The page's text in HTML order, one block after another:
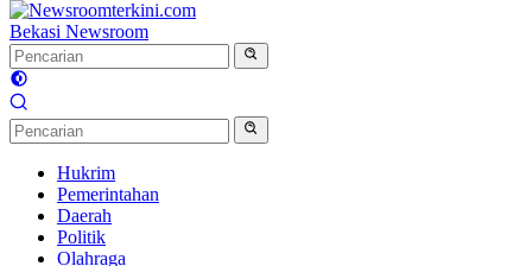
Bekasi Newsroom
Hukrim
Pemerintahan
Daerah
Politik
Olahraga